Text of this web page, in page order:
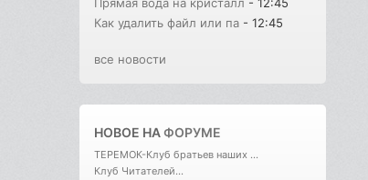
Прямая вода на кристалл - 12:45
Как удалить файл или па - 12:45
все новости
НОВОЕ НАФОРУМЕ
ТЕРЕМОК-Клуб братьев наших ...
Клуб Читателей...